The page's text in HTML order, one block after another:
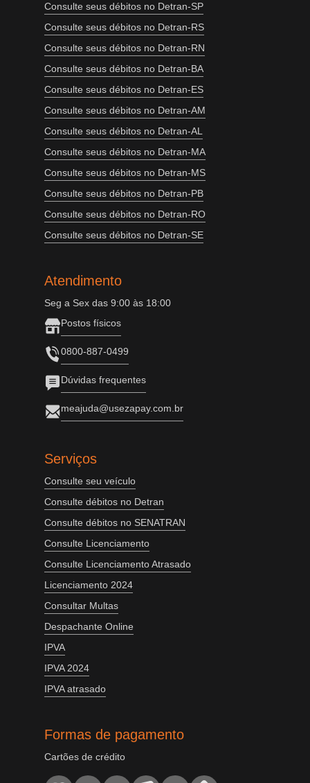
Consulte seus débitos no Detran-SP
Consulte seus débitos no Detran-RS
Consulte seus débitos no Detran-RN
Consulte seus débitos no Detran-BA
Consulte seus débitos no Detran-ES
Consulte seus débitos no Detran-AM
Consulte seus débitos no Detran-AL
Consulte seus débitos no Detran-MA
Consulte seus débitos no Detran-MS
Consulte seus débitos no Detran-PB
Consulte seus débitos no Detran-RO
Consulte seus débitos no Detran-SE
Atendimento
Seg a Sex das 9:00 às 18:00
Postos físicos
0800-887-0499
Dúvidas frequentes
meajuda@usezapay.com.br
Serviços
Consulte seu veículo
Consulte débitos no Detran
Consulte débitos no SENATRAN
Consulte Licenciamento
Consulte Licenciamento Atrasado
Licenciamento 2024
Consultar Multas
Despachante Online
IPVA
IPVA 2024
IPVA atrasado
Formas de pagamento
Cartões de crédito